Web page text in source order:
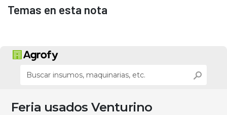
Temas en esta nota
Feria usados Venturino